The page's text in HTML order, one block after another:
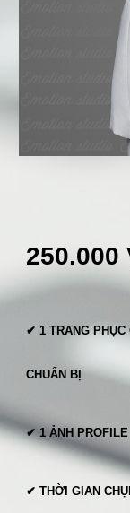
250.000
✔ 1 TRANG
CHUẨN BỊ
✔ 1 ẢNH PROFILE
✔ THỜI GIAN